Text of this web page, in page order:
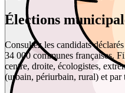
Élections
Consultez les candidats
34 000 communes françaises.
centre, droite, écologistes,
(urbain, périurbain, rural) et par